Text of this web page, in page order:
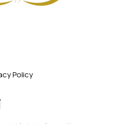
Policy